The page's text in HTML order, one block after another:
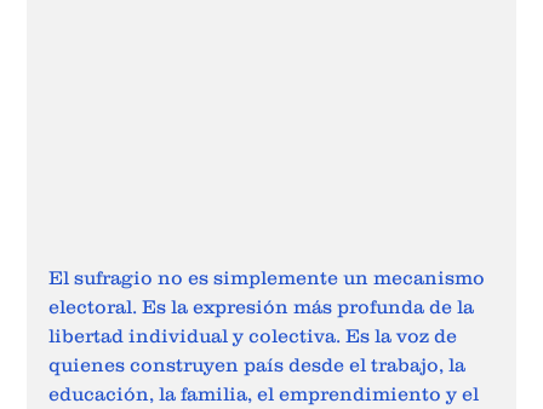
El sufragio no es simplemente un mecanismo
electoral. Es la expresión más profunda de la
libertad individual y colectiva. Es la voz de
quienes construyen país desde el trabajo, la
educación, la familia, el emprendimiento y el